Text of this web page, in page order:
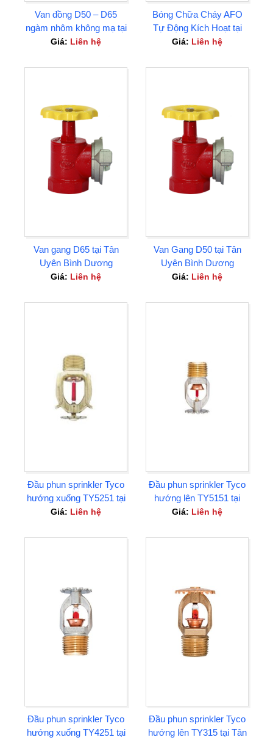
Van đồng D50 – D65
ngàm nhôm không mạ tại
Tân Uyên Bình Dương
Giá: Liên hệ
Bóng Chữa Cháy AFO
Tự Động Kích Hoạt tại
Tân Uyên Bình Dương
Giá: Liên hệ
Van gang D65 tại Tân
Uyên Bình Dương
Giá: Liên hệ
Van Gang D50 tại Tân
Uyên Bình Dương
Giá: Liên hệ
Đầu phun sprinkler Tyco
hướng xuống TY5251 tại
Tân Uyên Bình Dương
Giá: Liên hệ
Đầu phun sprinkler Tyco
hướng lên TY5151 tại
Tân Uyên Bình Dương
Giá: Liên hệ
Đầu phun sprinkler Tyco
hướng xuống TY4251 tại
Đầu phun sprinkler Tyco
hướng lên TY315 tại Tân